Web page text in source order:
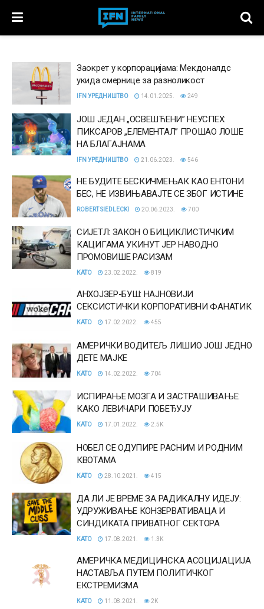
Заокрет у корпорацијама: Мекдоналдс
укида смернице за разноликост
IFN УРЕДНИШТВО 14.01.2025. 249
ЈОШ ЈЕДАН „ОСВЕШЋЕНИ” НЕУСПЕХ:
ПИКСАРОВ „ЕЛЕМЕНТАЛ” ПРОШАО ЛОШЕ
НА БЛАГАЈНАМА
IFN УРЕДНИШТВО 21.06.2023. 546
НЕ БУДИТЕ БЕСКИЧМЕЊАК КАО ЕНТОНИ
БЕС, НЕ ИЗВИЊАВАЈТЕ СЕ ЗБОГ ИСТИНЕ
ROBERT SIEDLECKI 20.06.2023. 700
СИЈЕТЛ: ЗАКОН О БИЦИКЛИСТИЧКИМ
КАЦИГАМА УКИНУТ ЈЕР НАВОДНО
ПРОМОВИШЕ РАСИЗАМ
КАТО 23.02.2022. 819
АНХОЈЗЕР-БУШ: НАЈНОВИЈИ
СЕКСИСТИЧКИ КОРПОРАТИВНИ ФАНАТИК
КАТО 17.02.2022. 455
АМЕРИЧКИ ВОДИТЕЉ ЛИШИО ЈОШ ЈЕДНО
ДЕТЕ МАЈКЕ
КАТО 14.02.2022. 704
ИСПИРАЊЕ МОЗГА И ЗАСТРАШИВАЊЕ:
КАКО ЛЕВИЧАРИ ПОБЕЂУЈУ
КАТО 17.01.2022. 2.5K
НОБЕЛ СЕ ОДУПИРЕ РАСНИМ И РОДНИМ
КВОТАМА
КАТО 28.10.2021. 415
ДА ЛИ ЈЕ ВРЕМЕ ЗА РАДИКАЛНУ ИДЕЈУ:
УДРУЖИВАЊЕ КОНЗЕРВАТИВАЦА И
СИНДИКАТА ПРИВАТНОГ СЕКТОРА
КАТО 17.08.2021. 1.3K
АМЕРИЧКА МЕДИЦИНСКА АСОЦИЈАЦИЈА
НАСТАВЉА ПУТЕМ ПОЛИТИЧКОГ
ЕКСТРЕМИЗМА
КАТО 11.08.2021. 2K